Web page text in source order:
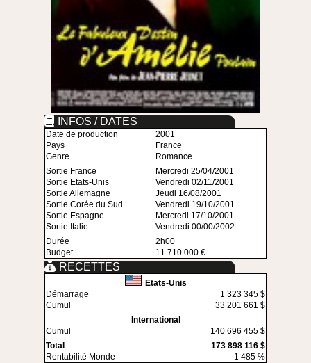
INFOS / DATES
Date de production
2001
Pays
France
Genre
Romance
Sortie France
Mercredi 25/04/2001
Sortie Etats-Unis
Vendredi 02/11/2001
Sortie Allemagne
Jeudi 16/08/2001
Sortie Corée du Sud
Vendredi 19/10/2001
Sortie Espagne
Mercredi 17/10/2001
Sortie Italie
Vendredi 00/00/2002
Durée
2h00
Budget
11 710 000 €
RECETTES
Etats-Unis
Démarrage
1 323 345 $
Cumul
33 201 661 $
International
Cumul
140 696 455 $
Total
173 898 116 $
Rentabilité Monde
1 485 %